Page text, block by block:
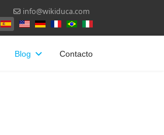
info@wikiduca.com
Seleccione su idioma
Blog Contacto